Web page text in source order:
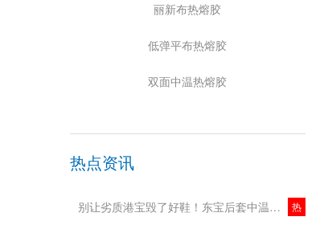
丽新布热熔胶
低弹平布热熔胶
双面中温热熔胶
热点资讯
别让劣质港宝毁了好鞋！东宝后套中温港宝，稳型又省心！ 热